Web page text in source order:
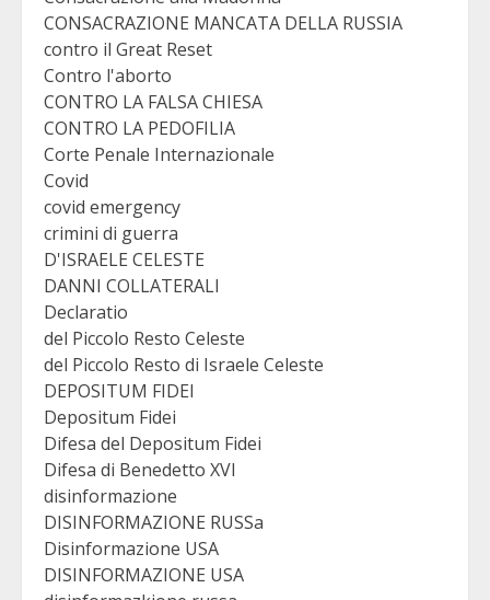
CONSACRAZIONE MANCATA DELLA RUSSIA
contro il Great Reset
Contro l'aborto
CONTRO LA FALSA CHIESA
CONTRO LA PEDOFILIA
Corte Penale Internazionale
Covid
covid emergency
crimini di guerra
D'ISRAELE CELESTE
DANNI COLLATERALI
Declaratio
del Piccolo Resto Celeste
del Piccolo Resto di Israele Celeste
DEPOSITUM FIDEI
Depositum Fidei
Difesa del Depositum Fidei
Difesa di Benedetto XVI
disinformazione
DISINFORMAZIONE RUSSa
Disinformazione USA
DISINFORMAZIONE USA